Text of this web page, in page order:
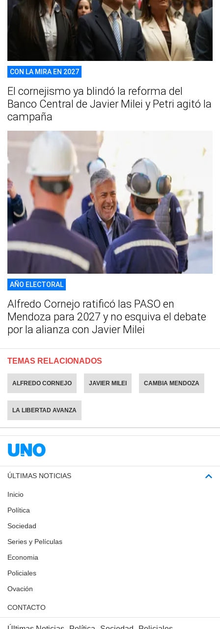
CON LA MIRA EN 2027
El cornejismo ya blindó la reforma del
Banco Central de Javier Milei y Petri agitó la
campaña
AÑO ELECTORAL
Alfredo Cornejo ratificó las PASO en
Mendoza para 2027 y no esquiva el debate
por la alianza con Javier Milei
TEMAS RELACIONADOS
ALFREDO CORNEJO JAVIER MILEI CAMBIA MENDOZA
LA LIBERTAD AVANZA
ÚLTIMAS NOTICIAS
Inicio
Política
Sociedad
Series y Películas
Economia
Policiales
Ovación
CONTACTO